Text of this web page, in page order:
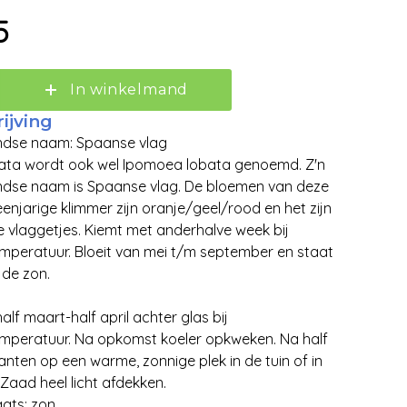
In winkelmand
naam: Spaanse vlag
wordt ook wel Ipomoea lobata genoemd. Z'n
naam is Spaanse vlag. De bloemen van deze
klimmer zijn oranje/geel/rood en het zijn
vlaggetjes. Kiemt met anderhalve week bij
Bloeit van mei t/m september en staat
zon.
maart-half april achter glas bij
Na opkomst koeler opkweken. Na half
op een warme, zonnige plek in de tuin of in
heel licht afdekken.
Zoeken